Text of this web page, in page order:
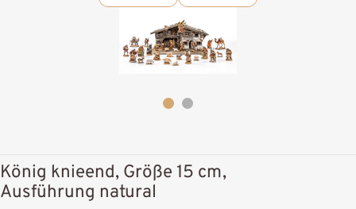
König knieend, Größe 15 cm,
Ausführung natural